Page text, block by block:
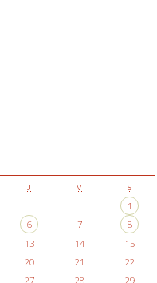
J V S
1
6 7
8
13 14
15
20 21
22
27 28
29